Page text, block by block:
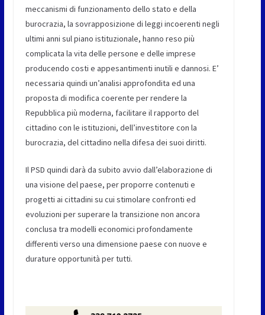
meccanismi di funzionamento dello stato e della
burocrazia, la sovrapposizione di leggi incoerenti negli
ultimi anni sul piano istituzionale, hanno reso più
complicata la vita delle persone e delle imprese
producendo costi e appesantimenti inutili e dannosi. E’
necessaria quindi un’analisi approfondita ed una
proposta di modifica coerente per rendere la
Repubblica più moderna, facilitare il rapporto del
cittadino con le istituzioni, dell’investitore con la
burocrazia, del cittadino nella difesa dei suoi diritti.
Il PSD quindi darà da subito avvio dall’elaborazione di
una visione del paese, per proporre contenuti e
progetti ai cittadini su cui stimolare confronti ed
evoluzioni per superare la transizione non ancora
conclusa tra modelli economici profondamente
differenti verso una dimensione paese con nuove e
durature opportunità per tutti.